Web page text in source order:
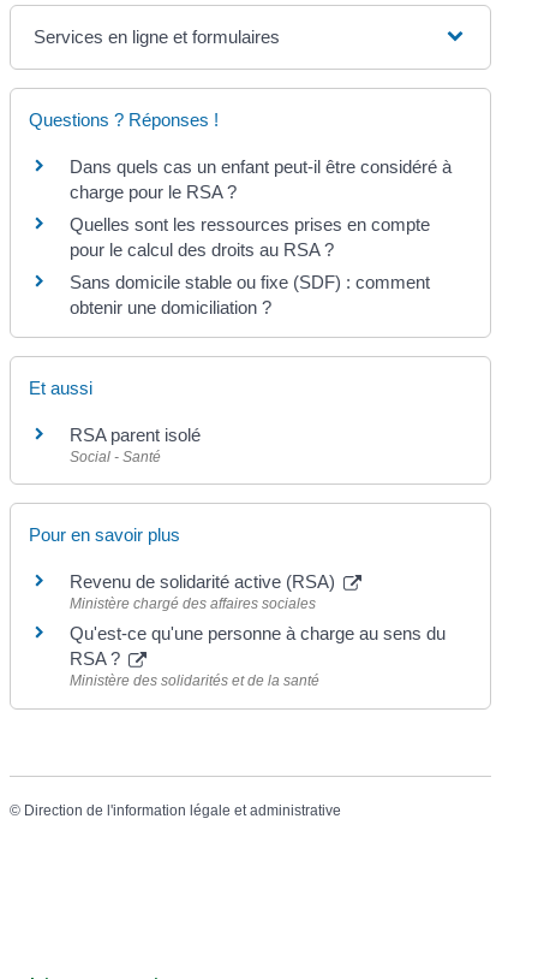
Services en ligne et formulaires
Questions ? Réponses !
Dans quels cas un enfant peut-il être considéré à
charge pour le RSA ?
Quelles sont les ressources prises en compte
pour le calcul des droits au RSA ?
Sans domicile stable ou fixe (SDF) : comment
obtenir une domiciliation ?
Et aussi
RSA parent isolé
Social - Santé
Pour en savoir plus
Revenu de solidarité active (RSA)
Ministère chargé des affaires sociales
Qu'est-ce qu'une personne à charge au sens du
RSA ?
Ministère des solidarités et de la santé
© Direction de l'information légale et administrative